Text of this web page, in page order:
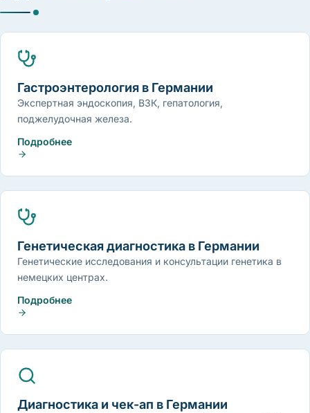
Гастроэнтерология в Германии
Экспертная эндоскопия, ВЗК, гепатология,
поджелудочная железа.
Подробнее
Генетическая диагностика в Германии
Генетические исследования и консультации генетика в
немецких центрах.
Подробнее
Диагностика и чек-ап в Германии